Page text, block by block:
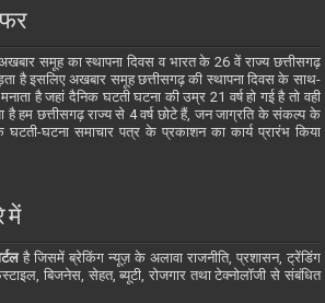
समूह का स्थापना दिवस व भारत के 26 वें राज्य छत्तीसगढ़
है इसलिए अखबार समूह छत्तीसगढ़ की स्थापना दिवस के साथ-
है जहां दैनिक घटती घटना की उम्र 21 वर्ष हो गई है तो वही
है हम छत्तीसगढ़ राज्य से 4 वर्ष छोटे हैं, जन जाग्रति के संकल्प के
घटना समाचार पत्र के प्रकाशन का कार्य प्रारंभ किया
में
है जिसमें ब्रेकिंग न्यूज़ के अलावा राजनीति, प्रशासन, ट्रेंडिंग
बिजनेस, सेहत, ब्यूटी, रोजगार तथा टेक्नोलॉजी से संबंधित